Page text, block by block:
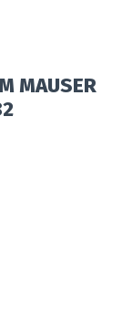
MAUSER